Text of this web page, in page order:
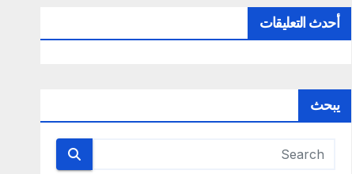
أحدث التعليقات
يبحث